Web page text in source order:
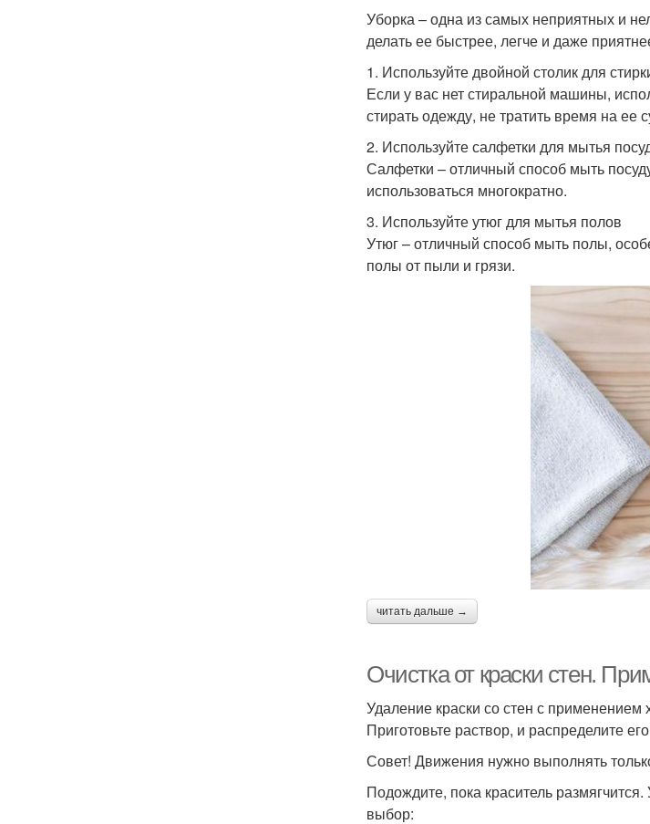
Уборка – одна из самых неприятных и
делать ее быстрее, легче и даже
1. Используйте двойной столик для
Если у вас нет стиральной машины,
стирать одежду, не тратить время на ее
2. Используйте салфетки для мытья
Салфетки – отличный способ мыть
использоваться многократно.
3. Используйте утюг для мытья полов
Утюг – отличный способ мыть полы,
полы от пыли и грязи.
читать дальше →
Очистка от краски стен.
Удаление краски со стен с применением
Приготовьте раствор, и распределите
Совет! Движения нужно выполнять
Подождите, пока краситель
выбор: